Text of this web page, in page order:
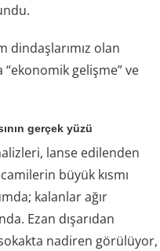
dindaşlarımız olan
“ekonomik gelişme” ve
gerçek yüzü
lanse edilenden
büyük kısmı
kalanlar ağır
Ezan dışarıdan
nadiren görülüyor,